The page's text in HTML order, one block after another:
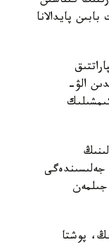
پايدالانا
الۋ-
تۇلعا اكىمشىلىك
جەلىسىندەگى
تىركەلىپ وتىر (2020 -جىلى «فيشينگ» تۇرىندەگى وقيعالار سانى 2019 -جىلمەن
پوشتا